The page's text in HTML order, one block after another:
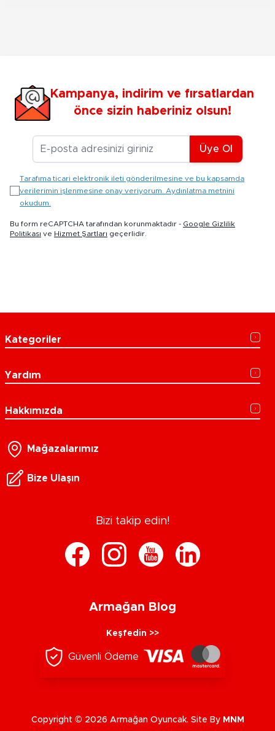
Kampanya, indirim ve fırsatlardan
önce sizin haberiniz olsun!
E-posta Adresiniz
Üye Ol
Tarafıma ticari elektronik ileti gönderilmesine ve bu kapsamda
verilerimin işlenmesine onay veriyorum. Aydınlatma metnini
okudum.
Bu form reCAPTCHA tarafından korunmaktadır - Google Gizlilik
Politikası ve Hizmet Şartları geçerlidir.
Kategoriler
Yardım
Hakkımızda
Mağazalarımız
Bize Ulaşın
Bizi takip edin!
Armağan Blog
Keşfedin >>
Güvenli Ödeme
Copyright © 2026 Armağan Oyuncak. Site By MNM